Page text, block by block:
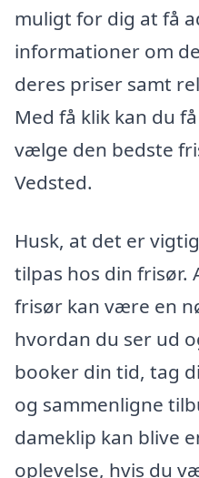
muligt for dig at få
informationer om
deres priser samt
Med få klik kan du
vælge den bedste
Vedsted.
Husk, at det er
tilpas hos din frisør.
frisør kan være en
hvordan du ser ud
booker din tid, tag
og sammenligne
dameklip kan blive
oplevelse, hvis du